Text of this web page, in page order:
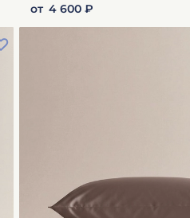
от 4 600 ₽